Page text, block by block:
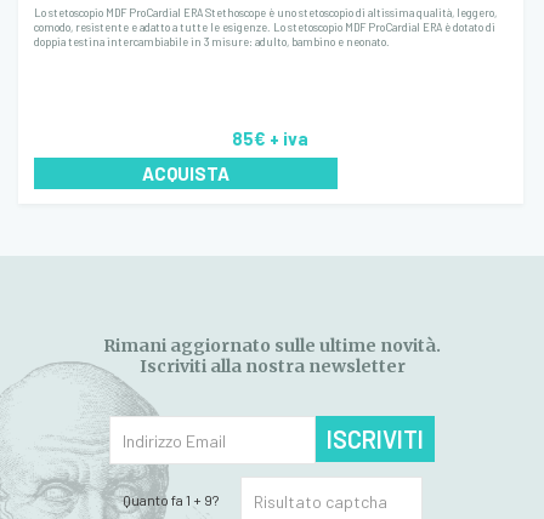
Lo stetoscopio MDF ProCardial ERA Stethoscope è uno stetoscopio di altissima qualità, leggero,
comodo, resistente e adatto a tutte le esigenze. Lo stetoscopio MDF ProCardial ERA è dotato di
doppia testina intercambiabile in 3 misure: adulto, bambino e neonato.
85€ + iva
ACQUISTA
Rimani aggiornato sulle ultime novità.
Iscriviti alla nostra newsletter
ISCRIVITI
Quanto fa 1 + 9?